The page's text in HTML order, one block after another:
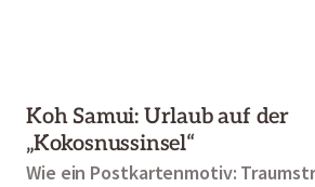
Koh Samui: Urlaub auf der
„Kokosnussinsel“
Wie ein Postkartenmotiv: